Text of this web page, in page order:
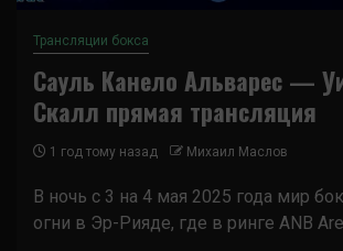
Трансляции бокса
Сауль Канело Альварес —
Скалл прямая трансляция
1 год тому назад Михаил Маслов
В ночь с 3 на 4 мая 2025 года мир
огни в Эр-Рияде, где в ринге ANB